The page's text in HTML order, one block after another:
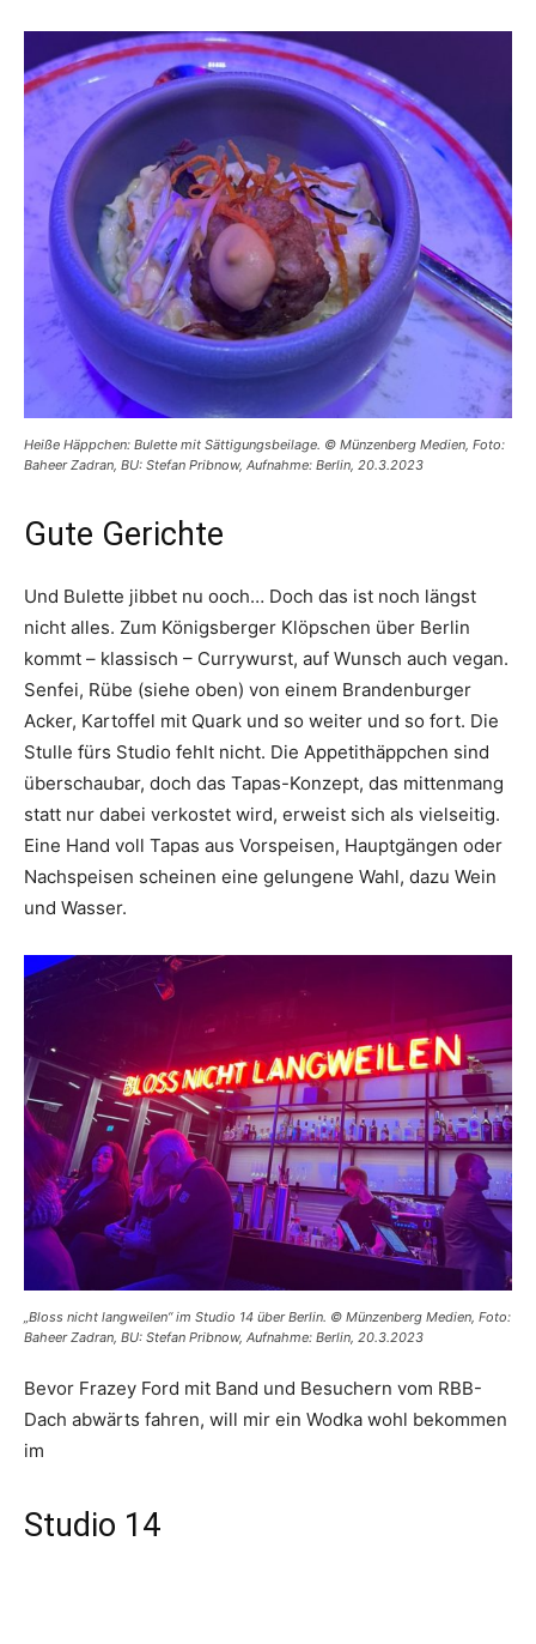
Heiße Häppchen: Bulette mit Sättigungsbeilage. © Münzenberg Medien, Foto:
Baheer Zadran, BU: Stefan Pribnow, Aufnahme: Berlin, 20.3.2023
Gute Gerichte
Und Bulette jibbet nu ooch… Doch das ist noch längst
nicht alles. Zum Königsberger Klöpschen über Berlin
kommt – klassisch – Currywurst, auf Wunsch auch vegan.
Senfei, Rübe (siehe oben) von einem Brandenburger
Acker, Kartoffel mit Quark und so weiter und so fort. Die
Stulle fürs Studio fehlt nicht. Die Appetithäppchen sind
überschaubar, doch das Tapas-Konzept, das mittenmang
statt nur dabei verkostet wird, erweist sich als vielseitig.
Eine Hand voll Tapas aus Vorspeisen, Hauptgängen oder
Nachspeisen scheinen eine gelungene Wahl, dazu Wein
und Wasser.
„Bloss nicht langweilen“ im Studio 14 über Berlin. © Münzenberg Medien, Foto:
Baheer Zadran, BU: Stefan Pribnow, Aufnahme: Berlin, 20.3.2023
Bevor Frazey Ford mit Band und Besuchern vom RBB-
Dach abwärts fahren, will mir ein Wodka wohl bekommen
im
Studio 14